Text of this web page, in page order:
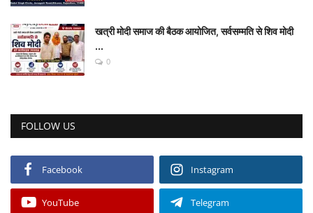
खत्री मोदी समाज की बैठक आयोजित, सर्वसम्मति से शिव मोदी
...
0
FOLLOW US
Facebook Instagram
YouTube Telegram